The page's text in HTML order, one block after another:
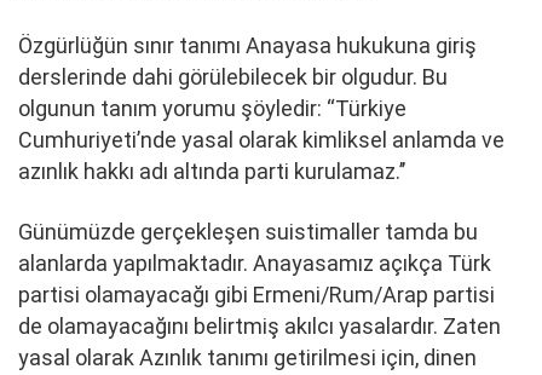
Özgürlüğün sınır tanımı Anayasa hukukuna giriş
derslerinde dahi görülebilecek bir olgudur. Bu
olgunun tanım yorumu şöyledir: ‘‘Türkiye
Cumhuriyeti’nde yasal olarak kimliksel anlamda ve
azınlık hakkı adı altında parti kurulamaz.’’
Günümüzde gerçekleşen suistimaller tamda bu
alanlarda yapılmaktadır. Anayasamız açıkça Türk
partisi olamayacağı gibi Ermeni/Rum/Arap partisi
de olamayacağını belirtmiş akılcı yasalardır. Zaten
yasal olarak Azınlık tanımı getirilmesi için, dinen